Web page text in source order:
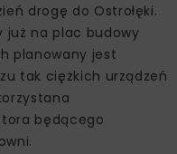
drogę do Ostrołęki.
już na plac budowy
planowany jest
tak ciężkich urządzeń
będącego